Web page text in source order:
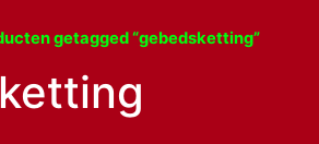
getagged “gebedsketting”